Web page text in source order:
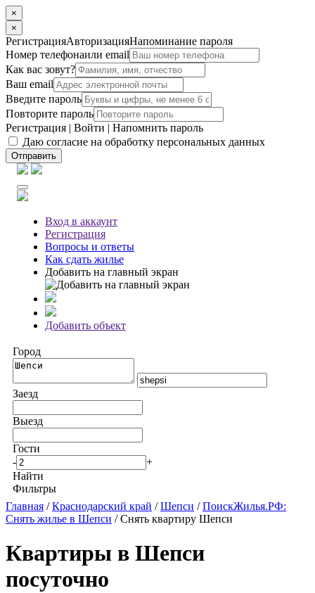
×
×
РегистрацияАвторизацияНапоминание пароля
Номер телефонаили email
Как вас зовут?
Ваш email
Введите пароль
Повторите пароль
Регистрация | Войти | Напомнить пароль
Даю согласие на обработку персональных данных
Отправить
Вход в аккаунт
Регистрация
Вопросы и ответы
Как сдать жилье
Добавить на главный экран
Добавить объект
Город
Заезд
Выезд
Гости
-
+
Найти
Фильтры
Главная /Краснодарский край /Шепси /ПоискЖилья.РФ:
Снять жилье в Шепси / Снять квартиру Шепси
Квартиры в Шепси
посуточно